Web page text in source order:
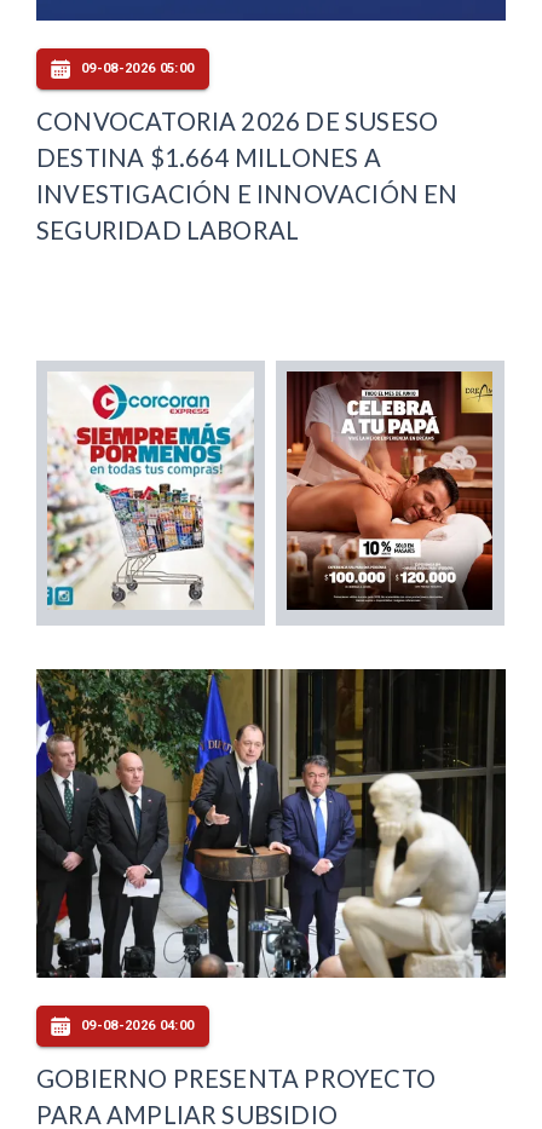
09-08-2026 05:00
CONVOCATORIA 2026 DE SUSESO
DESTINA $1.664 MILLONES A
INVESTIGACIÓN E INNOVACIÓN EN
SEGURIDAD LABORAL
09-08-2026 04:00
GOBIERNO PRESENTA PROYECTO
PARA AMPLIAR SUBSIDIO